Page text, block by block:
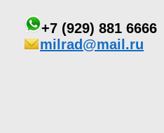
+7 (929) 881 6666
milrad@mail.ru